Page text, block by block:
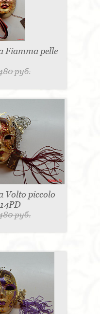
Fiamma pelle
руб.
Volto piccolo
руб.